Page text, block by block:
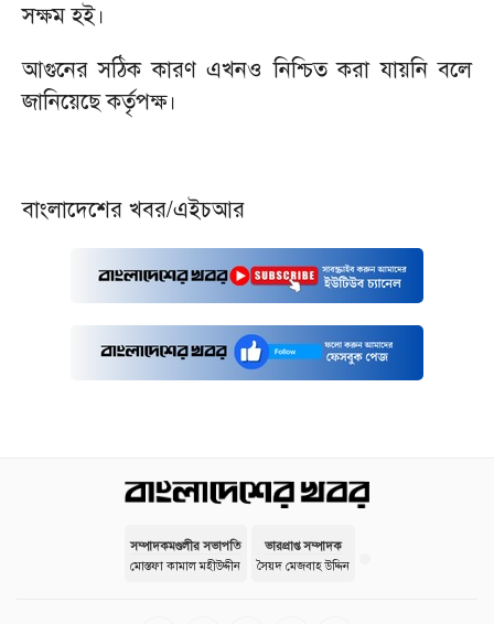
সক্ষম হই।
আগুনের সঠিক কারণ এখনও নিশ্চিত করা যায়নি বলে
জানিয়েছে কর্তৃপক্ষ।
বাংলাদেশের খবর/এইচআর
সম্পাদকমণ্ডলীর সভাপতি
মোস্তফা কামাল মহীউদ্দীন
ভারপ্রাপ্ত সম্পাদক
সৈয়দ মেজবাহ উদ্দিন